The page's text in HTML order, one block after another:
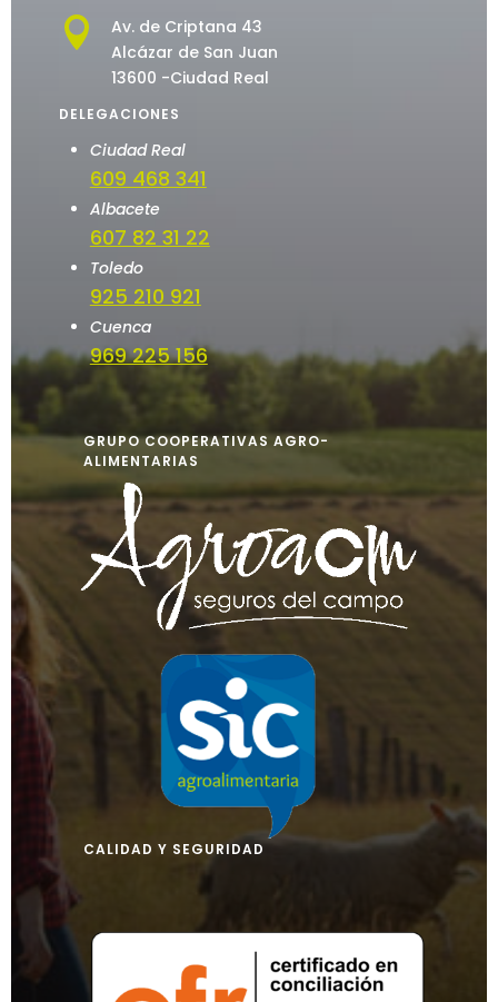

Av. de Criptana 43
Alcázar de San Juan
13600 -Ciudad Real
DELEGACIONES
Ciudad Real
609 468 341
Albacete
607 82 31 22
Toledo
925 210 921
Cuenca
969 225 156
GRUPO COOPERATIVAS AGRO-
ALIMENTARIAS
CALIDAD Y SEGURIDAD